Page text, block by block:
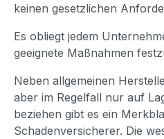
keinen gesetzlichen
Es obliegt jedem
geeignete Maßnahmen
Neben allgemeinen
aber im Regelfall nur auf
beziehen gibt es ein
Schadenversicherer. Die